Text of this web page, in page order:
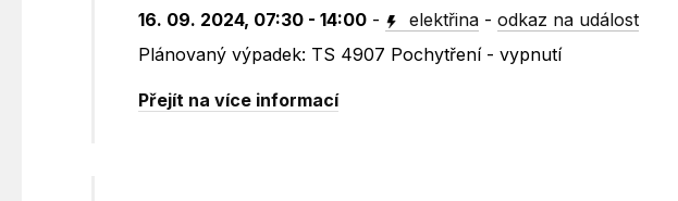
16. 09. 2024, 07:30 - 14:00 - elektřina -odkaz na událost
Plánovaný výpadek: TS 4907 Pochytření - vypnutí
Přejít na více informací